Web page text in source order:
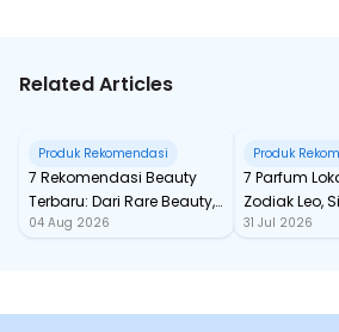
Related Articles
Produk Rekomendasi
7 Rekomendasi Beauty
Terbaru: Dari Rare Beauty,
Sampai Rhode Skin, Super
04 Aug 2026
Produk
7 Parfum
Zodiak Leo,
Character
31 Jul 2026